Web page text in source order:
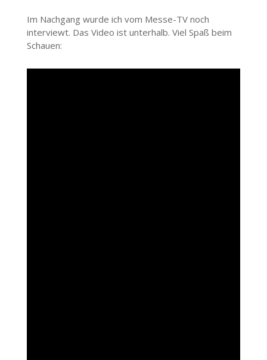
Im Nachgang wurde ich vom Messe-TV noch
interviewt. Das Video ist unterhalb. Viel Spaß beim
Schauen: